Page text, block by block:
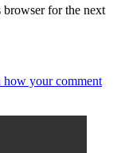
browser for the next
how your comment